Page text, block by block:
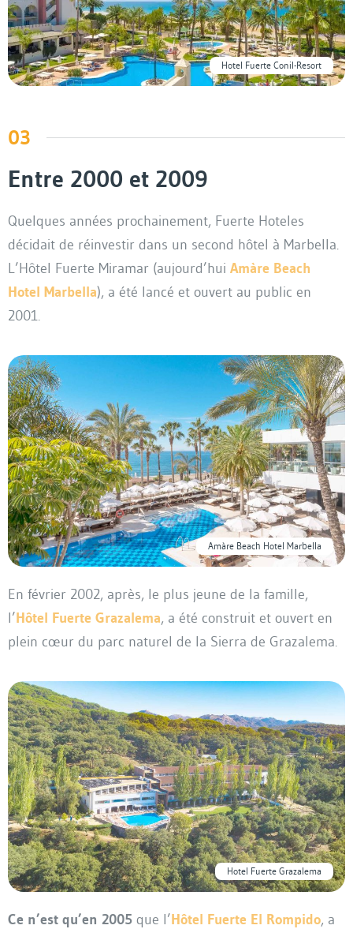
Hotel Fuerte Conil-Resort
03
Entre 2000 et 2009
Quelques années prochainement, Fuerte Hoteles
décidait de réinvestir dans un second hôtel à Marbella.
L’Hôtel Fuerte Miramar (aujourd’hui Amàre Beach
Hotel Marbella), a été lancé et ouvert au public en
2001.
Amàre Beach Hotel Marbella
En février 2002, après, le plus jeune de la famille,
l’Hôtel Fuerte Grazalema, a été construit et ouvert en
plein cœur du parc naturel de la Sierra de Grazalema.
Hotel Fuerte Grazalema
Ce n’est qu’en 2005 que l’Hôtel Fuerte El Rompido, a